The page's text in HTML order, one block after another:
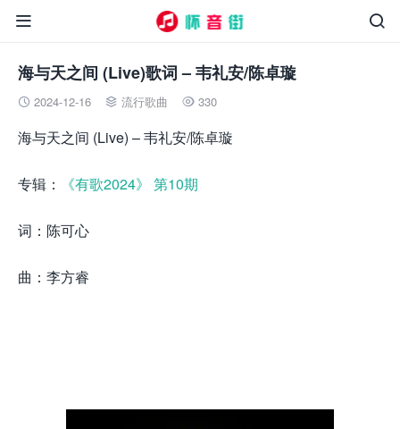


海与天之间 (Live)歌词 – 韦礼安/陈卓璇
 2024-12-16  流行歌曲  330
海与天之间 (Live) – 韦礼安/陈卓璇
专辑： 《有歌2024》 第10期
词：陈可心
曲：李方睿